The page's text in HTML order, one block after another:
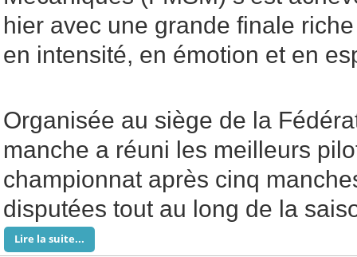
hier avec une grande finale riche
en intensité, en émotion et en
Organisée au siège de la
manche a réuni les meilleurs
championnat après cinq
disputées tout au long de la
Lire la suite...